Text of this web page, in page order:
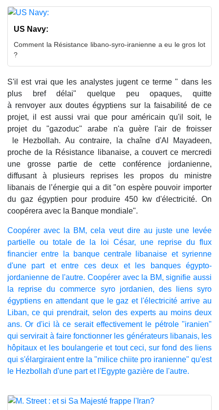
US Navy:
Comment la Résistance libano-syro-iranienne a eu le gros lot
?
S'il est vrai que les analystes jugent ce terme " dans les
plus bref délai" quelque peu opaques, quitte
à renvoyer aux doutes égyptiens sur la faisabilité de ce
projet, il est aussi vrai que pour américain qu'il soit, le
projet du "gazoduc" arabe n'a guère l'air de froisser
le Hezbollah. Au contraire, la chaîne d'Al Mayadeen,
proche de la Résistance libanaise, a couvert ce mercredi
une grosse partie de cette conférence jordanienne,
diffusant à plusieurs reprises les propos du ministre
libanais de l’énergie qui a dit "on espère pouvoir importer
du gaz égyptien pour produire 450 kw d'électricité. On
coopérera avec la Banque mondiale".
Coopérer avec la BM, cela veut dire au juste une levée
partielle ou totale de la loi César, une reprise du flux
financier entre la banque centrale libanaise et syrienne
d'une part et entre ces deux et les banques égypto-
jordanienne de l'autre. Coopérer avec la BM, signifie aussi
la reprise du commerce syro jordanien, des liens syro
égyptiens en attendant que le gaz et l'électricité arrive au
Liban, ce qui prendrait, selon des experts au moins deux
ans. Or d'ici là ce serait effectivement le pétrole "iranien"
qui servirait à faire fonctionner les générateurs libanais, les
hôpitaux et les boulangerie et tout ceci, sur fond des liens
qui s'élargiraient entre la "milice chiite pro iranienne" qu'est
le Hezbollah d'une part et l'Egypte gazière de l'autre.